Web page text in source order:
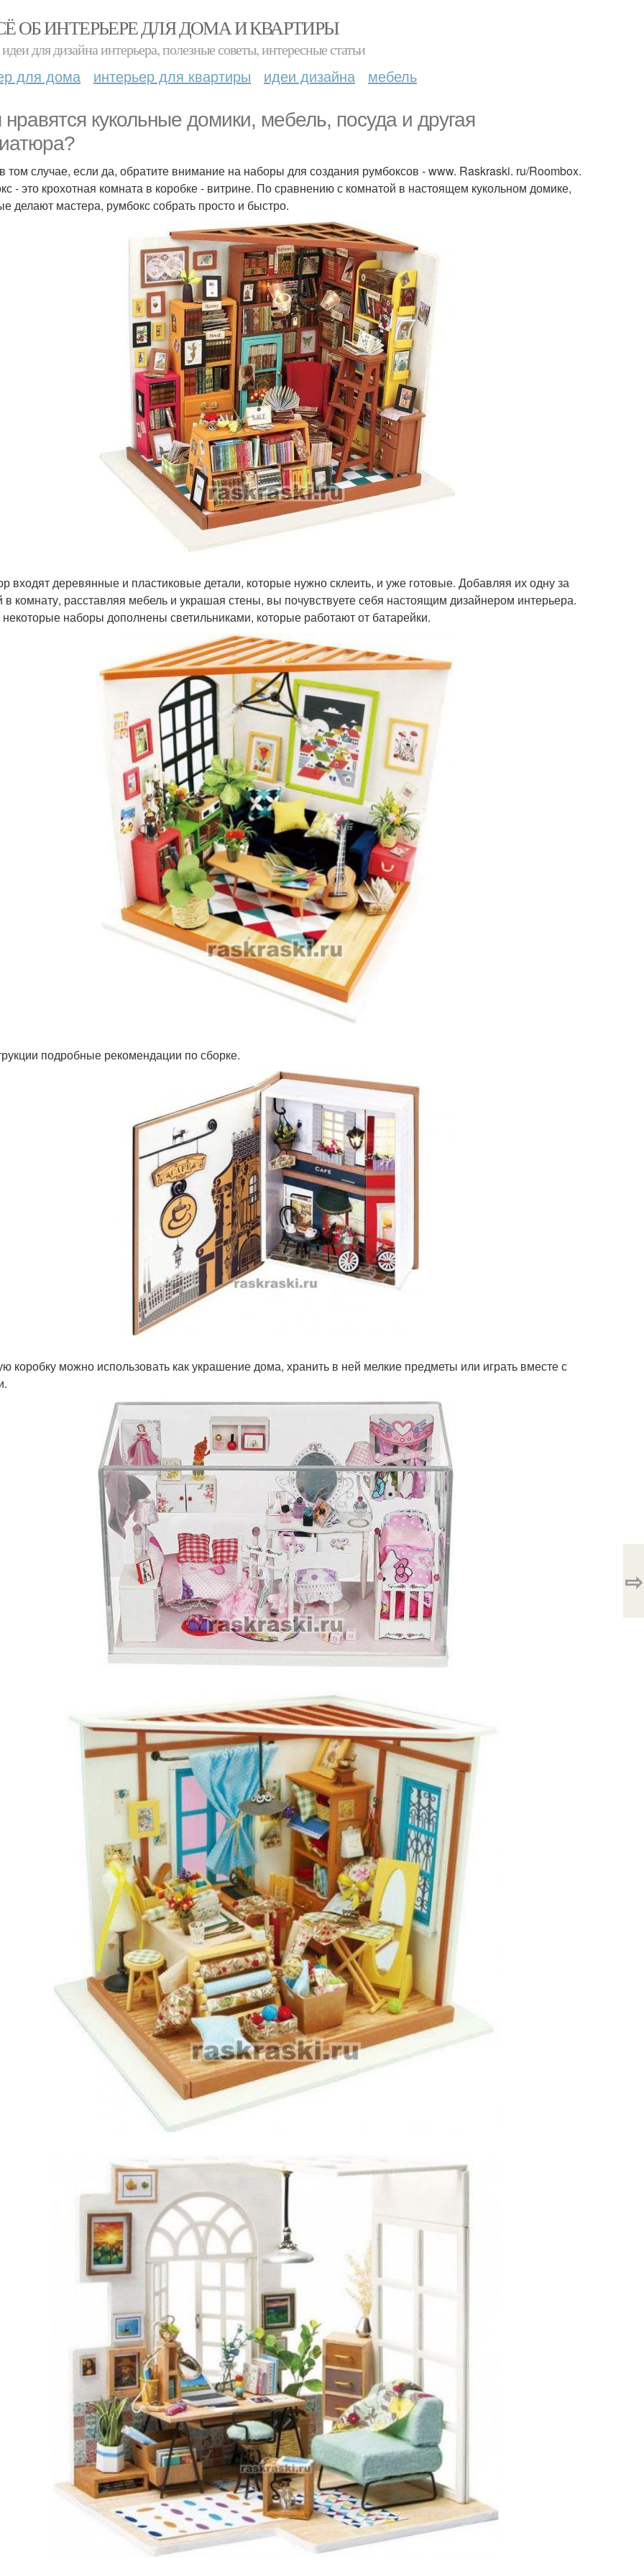
ОБ ИНТЕРЬЕРЕ ДЛЯ ДОМА И КВАРТИРЫ
для дизайна интерьера, полезные советы, интересные статьи
для дома интерьер для квартиры идеи дизайна мебель
кукольные домики, мебель, посуда и другая
том случае, если да, обратите внимание на наборы для создания румбоксов - www. Raskraski. ru/Roombox.
- это крохотная комната в коробке - витрине. По сравнению с комнатой в настоящем кукольном домике,
делают мастера, румбокс собрать просто и быстро.
входят деревянные и пластиковые детали, которые нужно склеить, и уже готовые. Добавляя их одну за
в комнату, расставляя мебель и украшая стены, вы почувствуете себя настоящим дизайнером интерьера.
наборы дополнены светильниками, которые работают от батарейки.
подробные рекомендации по сборке.
коробку можно использовать как украшение дома, хранить в ней мелкие предметы или играть вместе с
⇨